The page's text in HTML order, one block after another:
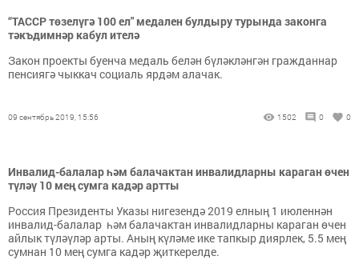
“ТАССР төзелүгә 100 ел" медален булдыру турында законга
тәкъдимнәр кабул ителә
Закон проекты буенча медаль белән бүләкләнгән гражданнар
пенсиягә чыккач социаль ярдәм алачак.
09 сентябрь 2019, 15:56 1502 0 0
Инвалид-балалар һәм балачактан инвалидларны караган өчен
түләү 10 мең сумга кадәр артты
Россия Президенты Указы нигезендә 2019 елның 1 июленнән
инвалид-балалар һәм балачактан инвалидларны караган өчен
айлык түләүләр арты. Аның күләме ике тапкыр диярлек, 5.5 мең
сумнан 10 мең сумга кадәр җиткерелде.